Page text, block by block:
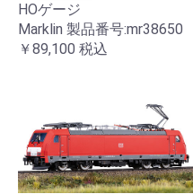
HOゲージ
Marklin 製品番号:mr38650
￥89,100 税込